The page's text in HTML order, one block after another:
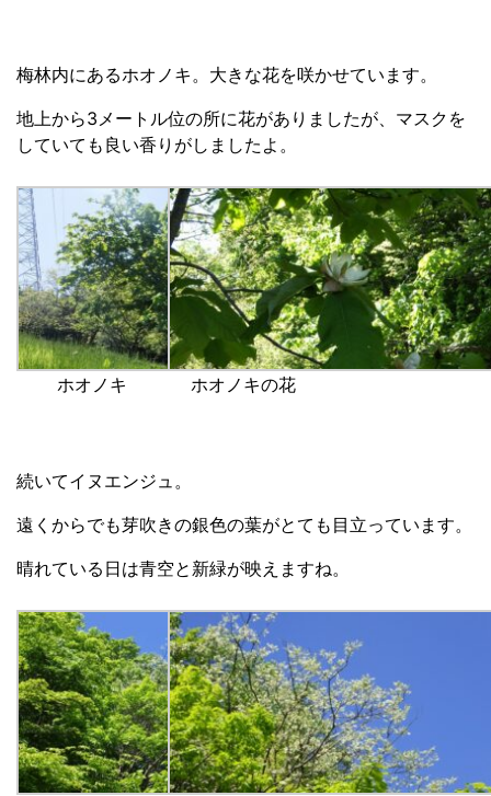
梅林内にあるホオノキ。大きな花を咲かせています。
地上から3メートル位の所に花がありましたが、マスクを
していても良い香りがしましたよ。
ホオノキ ホオノキの花
続いてイヌエンジュ。
遠くからでも芽吹きの銀色の葉がとても目立っています。
晴れている日は青空と新緑が映えますね。